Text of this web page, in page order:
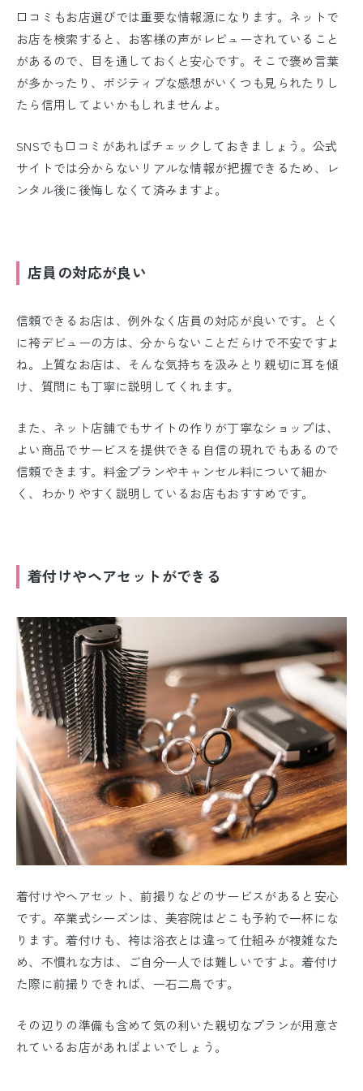
口コミもお店選びでは重要な情報源になります。ネットで
お店を検索すると、お客様の声がレビューされていること
があるので、目を通しておくと安心です。そこで褒め言葉
が多かったり、ポジティブな感想がいくつも見られたりし
たら信用してよいかもしれませんよ。
SNSでも口コミがあればチェックしておきましょう。公式
サイトでは分からないリアルな情報が把握できるため、レ
ンタル後に後悔しなくて済みますよ。
店員の対応が良い
信頼できるお店は、例外なく店員の対応が良いです。とく
に袴デビューの方は、分からないことだらけで不安ですよ
ね。上質なお店は、そんな気持ちを汲みとり親切に耳を傾
け、質問にも丁寧に説明してくれます。
また、ネット店舗でもサイトの作りが丁寧なショップは、
よい商品でサービスを提供できる自信の現れでもあるので
信頼できます。料金プランやキャンセル料について細か
く、わかりやすく説明しているお店もおすすめです。
着付けやヘアセットができる
着付けやヘアセット、前撮りなどのサービスがあると安心
です。卒業式シーズンは、美容院はどこも予約で一杯にな
ります。着付けも、袴は浴衣とは違って仕組みが複雑なた
め、不慣れな方は、ご自分一人では難しいですよ。着付け
た際に前撮りできれば、一石二鳥です。
その辺りの準備も含めて気の利いた親切なプランが用意さ
れているお店があればよいでしょう。